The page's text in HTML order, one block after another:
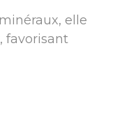
elle
favorisant